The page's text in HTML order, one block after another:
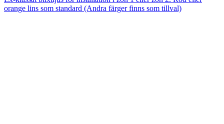
orange lins som standard (Andra färger finns som tillval)